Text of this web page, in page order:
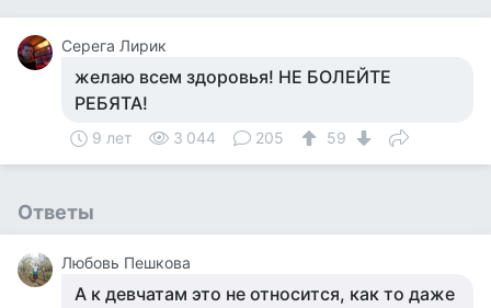
Серега Лирик
желаю всем здоровья! НЕ БОЛЕЙТЕ
РЕБЯТА!
9 лет 3 044 205 59
Ответы
Любовь Пешкова
А к девчатам это не относится, как то даже